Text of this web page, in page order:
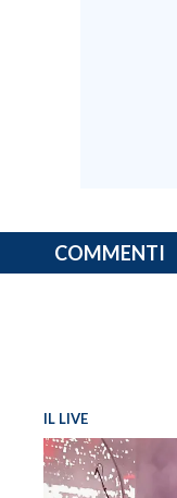
COMMENTI
IL LIVE